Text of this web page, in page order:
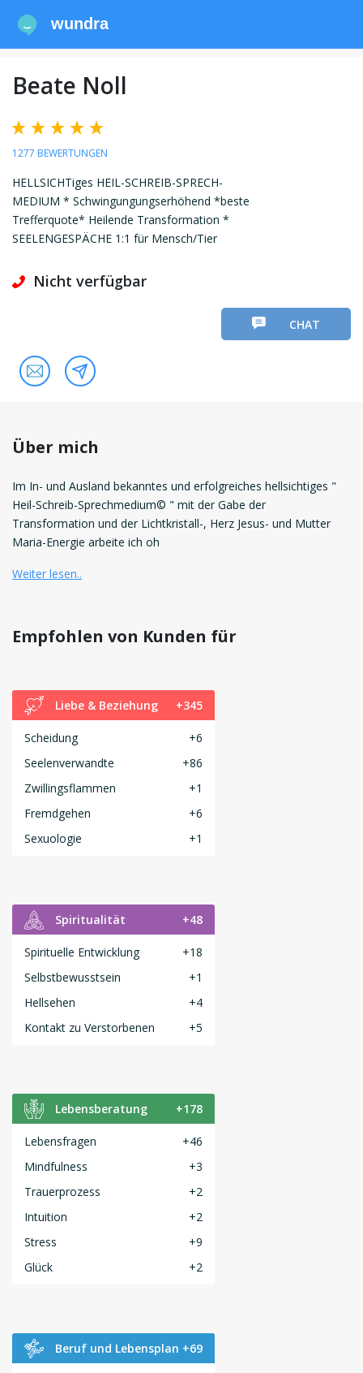
wundra
Beate Noll
1277 BEWERTUNGEN
HELLSICHTiges HEIL-SCHREIB-SPRECH-
MEDIUM * Schwingungungserhöhend *beste
Trefferquote* Heilende Transformation *
SEELENGESPÄCHE 1:1 für Mensch/Tier
Nicht verfügbar
CHAT
Über mich
Im In- und Ausland bekanntes und erfolgreiches hellsichtiges "
Heil-Schreib-Sprechmedium© " mit der Gabe der
Transformation und der Lichtkristall-, Herz Jesus- und Mutter
Maria-Energie arbeite ich oh
Weiter lesen..
Empfohlen von Kunden für
Liebe & Beziehung +345
Scheidung
+6
Seelenverwandte
+86
Zwillingsflammen
+1
Fremdgehen
+6
Sexuologie
+1
Spiritualität +48
Spirituelle Entwicklung
+18
Selbstbewusstsein
+1
Hellsehen
+4
Kontakt zu Verstorbenen
+5
Lebensberatung +178
Lebensfragen
+46
Mindfulness
+3
Trauerprozess
+2
Intuition
+2
Stress
+9
Glück
+2
Beruf und Lebensplan +69